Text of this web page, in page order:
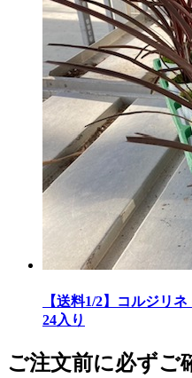
【送料1/2】コルジ
24入り
ご注文前に必ずご